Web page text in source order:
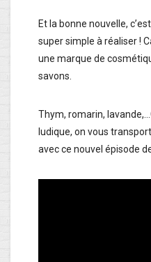
Et la bonne nouvelle,
super simple à réaliser !
une marque de
savons.
Thym, romarin,
ludique, on vous
avec ce nouvel épisode